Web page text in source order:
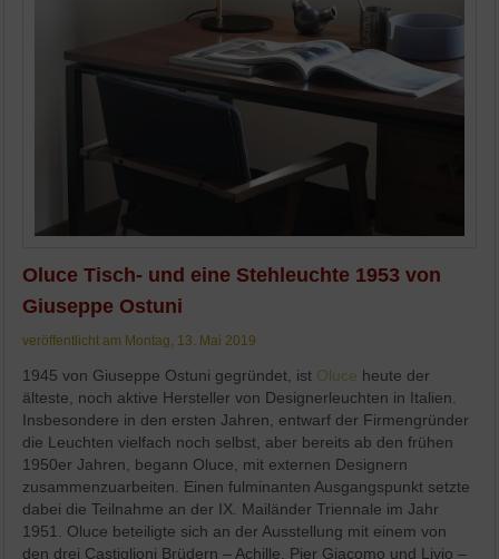
Oluce Tisch- und eine Stehleuchte 1953 von
Giuseppe Ostuni
veröffentlicht am Montag, 13. Mai 2019
1945 von Giuseppe Ostuni gegründet, ist Oluce heute der
älteste, noch aktive Hersteller von Designerleuchten in Italien.
Insbesondere in den ersten Jahren, entwarf der Firmengründer
die Leuchten vielfach noch selbst, aber bereits ab den frühen
1950er Jahren, begann Oluce, mit externen Designern
zusammenzuarbeiten. Einen fulminanten Ausgangspunkt setzte
dabei die Teilnahme an der IX. Mailänder Triennale im Jahr
1951. Oluce beteiligte sich an der Ausstellung mit einem von
den drei Castiglioni Brüdern – Achille, Pier Giacomo und Livio –